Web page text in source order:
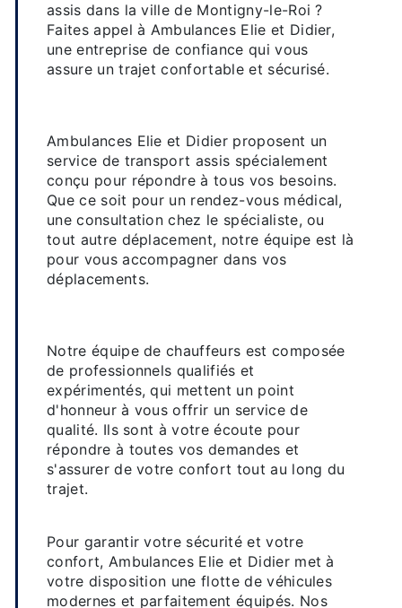
assis dans la ville de Montigny-le-Roi ?
Faites appel à Ambulances Elie et Didier,
une entreprise de confiance qui vous
assure un trajet confortable et sécurisé.
Ambulances Elie et Didier proposent un
service de transport assis spécialement
conçu pour répondre à tous vos besoins.
Que ce soit pour un rendez-vous médical,
une consultation chez le spécialiste, ou
tout autre déplacement, notre équipe est là
pour vous accompagner dans vos
déplacements.
Notre équipe de chauffeurs est composée
de professionnels qualifiés et
expérimentés, qui mettent un point
d'honneur à vous offrir un service de
qualité. Ils sont à votre écoute pour
répondre à toutes vos demandes et
s'assurer de votre confort tout au long du
trajet.
Pour garantir votre sécurité et votre
confort, Ambulances Elie et Didier met à
votre disposition une flotte de véhicules
modernes et parfaitement équipés. Nos